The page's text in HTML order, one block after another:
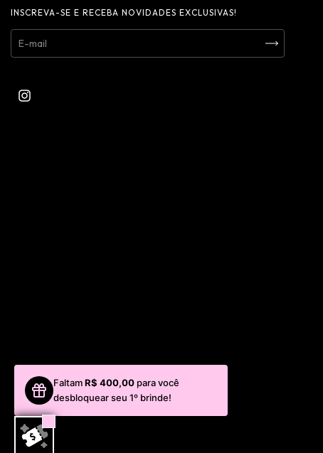
FaltamR$ 400,00 para você
desbloquear seu 1º brinde!
INSCREVA-SE E RECEBA NOVIDADES EXCLUSIVAS!